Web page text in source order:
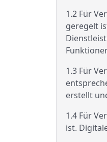
1.2 Für
geregelt
1.3 Für
erstellt
1.4 Für
ist.